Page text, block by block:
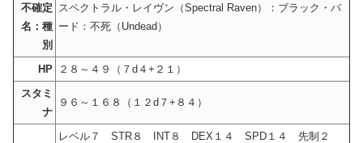
不確定
名：種
別
スペクトラル・レイヴン（Spectral Raven）：ブラック・バ
ード：不死（Undead）
HP
２８～４９（７d４+２１）
スタミ
ナ
９６～１６８（１２d７+８４）
レベル７ STR８ INT８ DEX１４ SPD１４ 先制２